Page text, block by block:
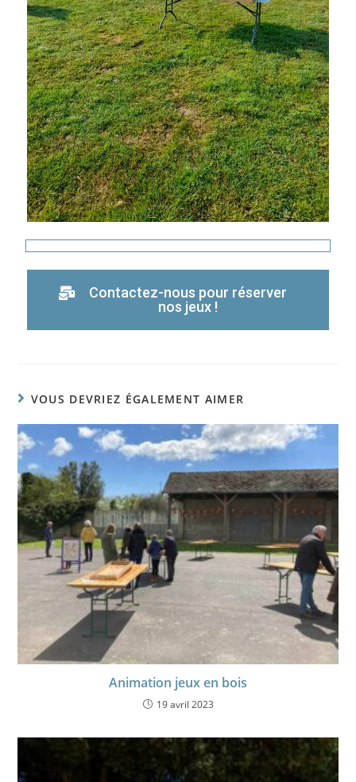
Contactez-nous pour réserver
nos jeux !
VOUS DEVRIEZ ÉGALEMENT AIMER
Animation jeux en bois
19 avril 2023